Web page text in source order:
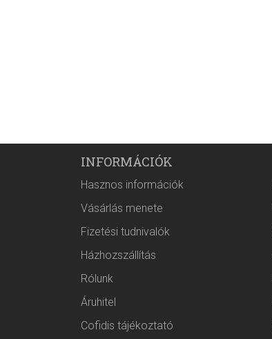
INFORMÁCIÓK
Hasznos információk
Vásárlás menete
Fizetési tudnivalók
Házhozszállítás
Rólunk
Áruhitel
Cofidis tájékoztató